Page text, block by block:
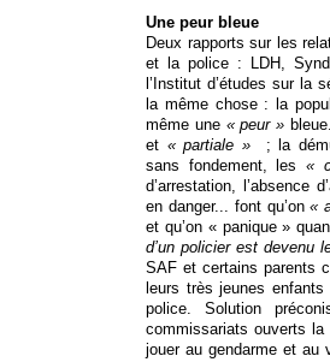
Une peur bleue
Deux rapports sur les
et la police : LDH,
l’Institut d’études sur la
la même chose : la
même une « peur »
et « partiale »
; la
sans fondement, les«
d’arrestation, l’absence
en danger... font qu’on«
et qu’on « panique »
d’un policier est devenu
SAF et certains parents
leurs très jeunes
police. Solution
commissariats ouverts
jouer au gendarme et au